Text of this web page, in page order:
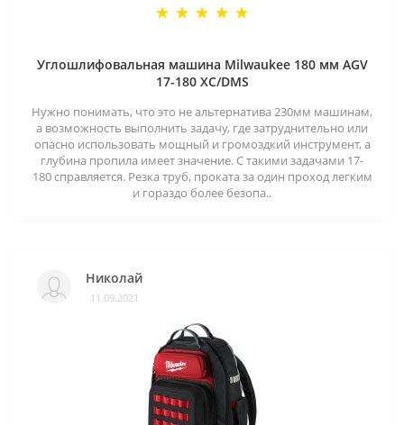
Углошлифовальная машина Milwaukee 180 мм AGV
17-180 XC/DMS
Нужно понимать, что это не альтернатива 230мм машинам,
а возможность выполнить задачу, где затруднительно или
опасно использовать мощный и громоздкий инструмент, а
глубина пропила имеет значение. С такими задачами 17-
180 справляется. Резка труб, проката за один проход легким
и гораздо более безопа..
Николай
11.09.2021